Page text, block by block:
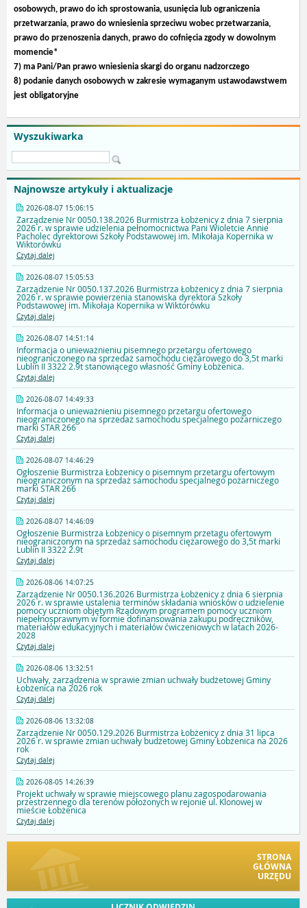
Wyszukiwarka
Najnowsze artykuły i aktualizacje
2026-08-07 15:06:15
Zarządzenie Nr 0050.138.2026 Burmistrza Łobżenicy z dnia 7 sierpnia
2026 r. w sprawie udzielenia pełnomocnictwa Pani Wioletcie Annie
Pacholec dyrektorowi Szkoły Podstawowej im. Mikołaja Kopernika w
Wiktorówku
Czytaj dalej
2026-08-07 15:05:53
Zarządzenie Nr 0050.137.2026 Burmistrza Łobżenicy z dnia 7 sierpnia
2026 r. w sprawie powierzenia stanowiska dyrektora Szkoły
Podstawowej im. Mikołaja Kopernika w Wiktorówku
Czytaj dalej
2026-08-07 14:51:14
Informacja o unieważnieniu pisemnego przetargu ofertowego
nieograniczonego na sprzedaż samochodu ciężarowego do 3,5t marki
Lublin II 3322 2.9t stanowiącego własność Gminy Łobżenica.
Czytaj dalej
2026-08-07 14:49:33
Informacja o unieważnieniu pisemnego przetargu ofertowego
nieograniczonego na sprzedaż samochodu specjalnego pożarniczego
marki STAR 266
Czytaj dalej
2026-08-07 14:46:29
Ogłoszenie Burmistrza Łobżenicy o pisemnym przetargu ofertowym
nieograniczonym na sprzedaż samochodu specjalnego pożarniczego
marki STAR 266
Czytaj dalej
2026-08-07 14:46:09
Ogłoszenie Burmistrza Łobżenicy o pisemnym przetagu ofertowym
nieograniczonym na sprzedaż samochodu ciężarowego do 3,5t marki
Lublin II 3322 2.9t
Czytaj dalej
2026-08-06 14:07:25
Zarządzenie Nr 0050.136.2026 Burmistrza Łobżenicy z dnia 6 sierpnia
2026 r. w sprawie ustalenia terminów składania wniosków o udzielenie
pomocy uczniom objętym Rządowym programem pomocy uczniom
niepełnosprawnym w formie dofinansowania zakupu podręczników,
materiałów edukacyjnych i materiałów ćwiczeniowych w latach 2026-
2028
Czytaj dalej
2026-08-06 13:32:51
Uchwały, zarządzenia w sprawie zmian uchwały budżetowej Gminy
Łobżenica na 2026 rok
Czytaj dalej
2026-08-06 13:32:08
Zarządzenie Nr 0050.129.2026 Burmistrza Łobżenicy z dnia 31 lipca
2026 r. w sprawie zmian uchwały budżetowej Gminy Łobżenica na 2026
rok
Czytaj dalej
2026-08-05 14:26:39
Projekt uchwały w sprawie miejscowego planu zagospodarowania
przestrzennego dla terenów położonych w rejonie ul. Klonowej w
mieście Łobżenica
Czytaj dalej
STRONA
GŁÓWNA
URZĘDU
osobowych, prawo do ich sprostowania, usunięcia lub ograniczenia
przetwarzania, prawo do wniesienia sprzeciwu wobec przetwarzania,
prawo do przenoszenia danych, prawo do cofnięcia zgody w dowolnym
momencie*
7) ma Pani/Pan prawo wniesienia skargi do organu nadzorczego
8) podanie danych osobowych w zakresie wymaganym ustawodawstwem
jest obligatoryjne